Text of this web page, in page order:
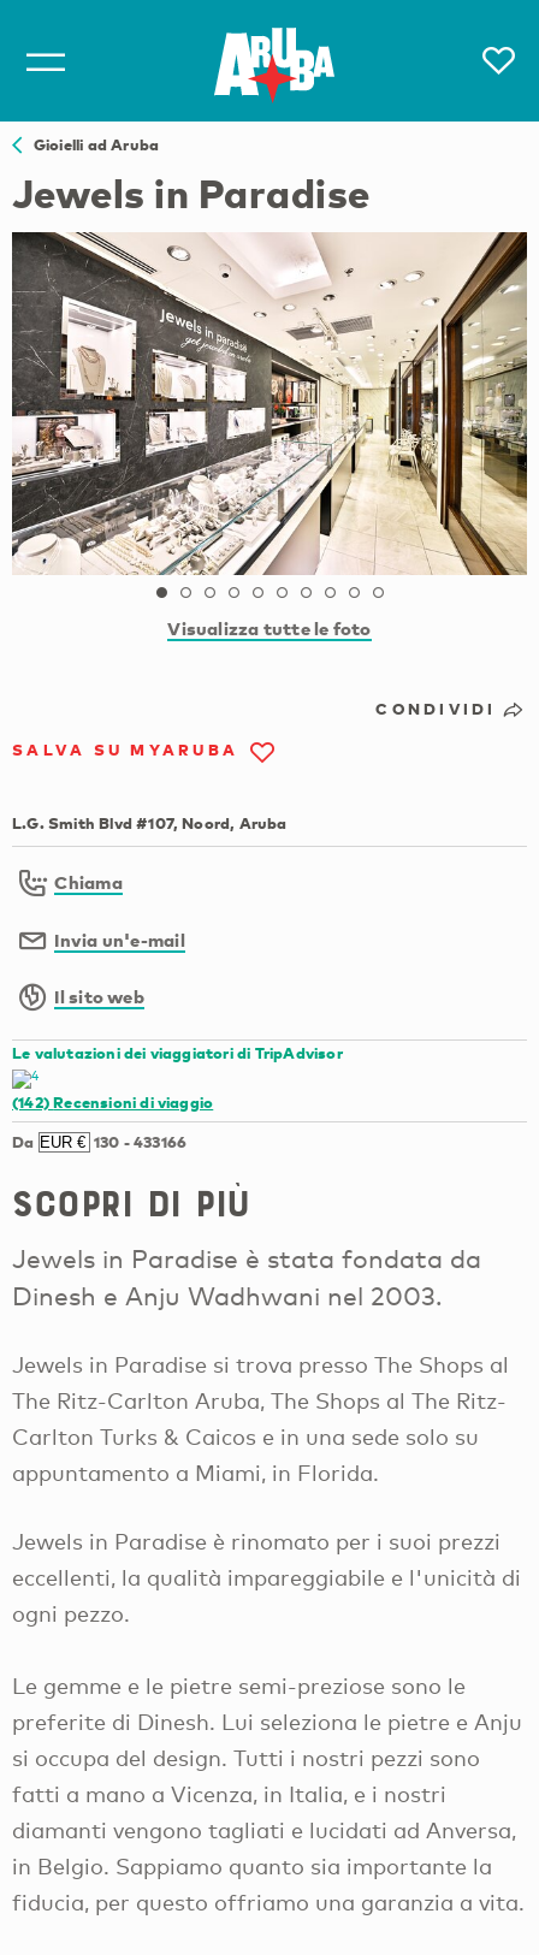
Gioielli ad Aruba
Jewels in Paradise
Visualizza tutte le foto
CONDIVIDI
SALVA SU MYARUBA
L.G. Smith Blvd #107, Noord, Aruba
Chiama
Invia un'e-mail
Il sito web
Le valutazioni dei viaggiatori di TripAdvisor
(142)Recensioni di viaggio
Da 130 -433166
Scopri di più
Jewels in Paradise è stata fondata da
Dinesh e Anju Wadhwani nel 2003.
Jewels in Paradise si trova presso The Shops al
The Ritz-Carlton Aruba, The Shops al The Ritz-
Carlton Turks & Caicos e in una sede solo su
appuntamento a Miami, in Florida.
Jewels in Paradise è rinomato per i suoi prezzi
eccellenti, la qualità impareggiabile e l'unicità di
ogni pezzo.
Le gemme e le pietre semi-preziose sono le
preferite di Dinesh. Lui seleziona le pietre e Anju
si occupa del design. Tutti i nostri pezzi sono
fatti a mano a Vicenza, in Italia, e i nostri
diamanti vengono tagliati e lucidati ad Anversa,
in Belgio. Sappiamo quanto sia importante la
fiducia, per questo offriamo una garanzia a vita.